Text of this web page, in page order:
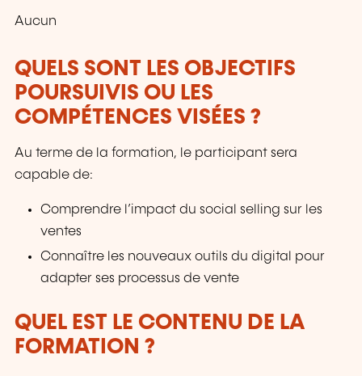
Aucun
QUELS SONT LES OBJECTIFS
POURSUIVIS OU LES
COMPÉTENCES VISÉES ?
Au terme de la formation, le participant sera
capable de:
Comprendre l’impact du social selling sur les
ventes
Connaître les nouveaux outils du digital pour
adapter ses processus de vente
QUEL EST LE CONTENU DE LA
FORMATION ?